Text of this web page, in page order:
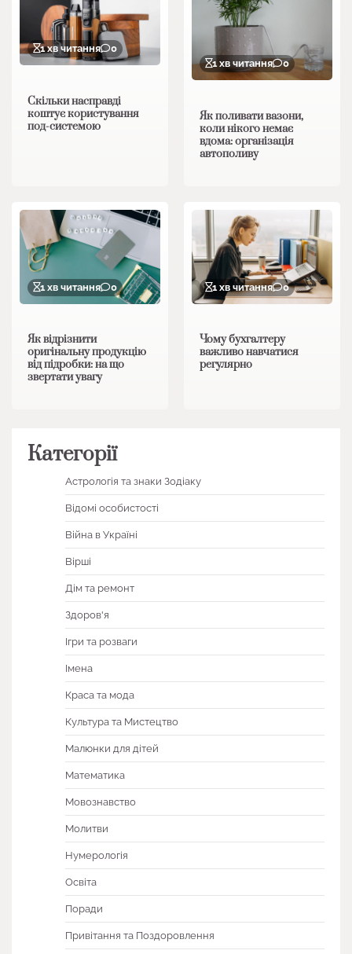
1 хв читання 0
Скільки насправді
коштує користування
под-системою
1 хв читання 0
Як поливати вазони,
коли нікого немає
вдома: організація
автополиву
1 хв читання 0
Як відрізнити
оригінальну продукцію
від підробки: на що
звертати увагу
1 хв читання 0
Чому бухгалтеру
важливо навчатися
регулярно
Категорії
Астрологія та знаки Зодіаку
Відомі особистості
Війна в Україні
Вірші
Дім та ремонт
Здоров'я
Ігри та розваги
Імена
Краса та мода
Культура та Мистецтво
Малюнки для дітей
Математика
Мовознавство
Молитви
Нумерологія
Освіта
Поради
Привітання та Поздоровлення